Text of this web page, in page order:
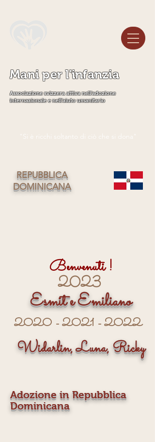
"Si è ricchi soltanto di ciò che si dona"
Mani per l'infanzia
Associazione svizzera attiva nell'adozione
internazionale e nell'aiuto umanitario
REPUBBLICA
DOMINICANA
Benvenuti !
2023
Esmit e Emiliano
2020 - 2021 - 2022
Widarlin, Luna, Ricky
Adozione in Repubblica
Dominicana